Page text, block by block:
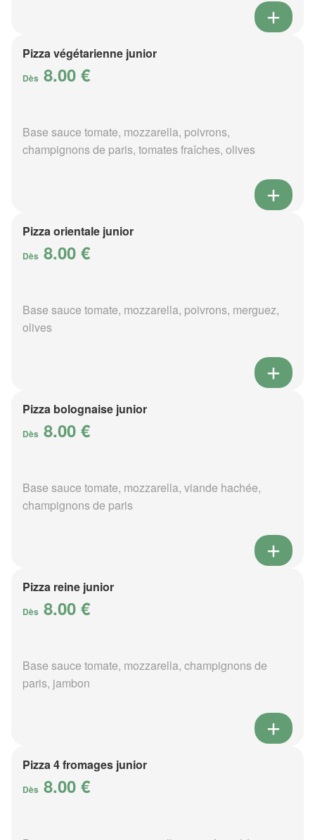
Pizza végétarienne junior
Dès 8.00 €
Base sauce tomate, mozzarella, poivrons,
champignons de paris, tomates fraîches, olives
Pizza orientale junior
Dès 8.00 €
Base sauce tomate, mozzarella, poivrons, merguez,
olives
Pizza bolognaise junior
Dès 8.00 €
Base sauce tomate, mozzarella, viande hachée,
champignons de paris
Pizza reine junior
Dès 8.00 €
Base sauce tomate, mozzarella, champignons de
paris, jambon
Pizza 4 fromages junior
Dès 8.00 €